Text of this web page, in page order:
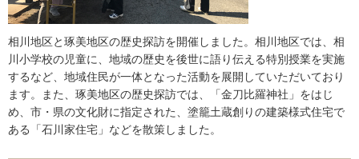
相川地区と琢美地区の歴史探訪を開催しました。相川地区では、相
川小学校の児童に、地域の歴史を後世に語り伝える特別授業を実施
するなど、地域住民が一体となった活動を展開していただいており
ます。また、琢美地区の歴史探訪では、「金刀比羅神社」をはじ
め、市・県の文化財に指定された、塗籠土蔵創りの建築様式住宅で
ある「石川家住宅」などを散策しました。